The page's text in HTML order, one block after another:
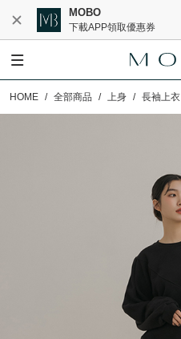
MOBO
下載APP領取優惠券
HOME 全部商品 上身 長袖上衣